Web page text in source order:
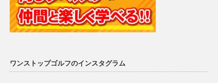
ワンストップゴルフのインスタグラム